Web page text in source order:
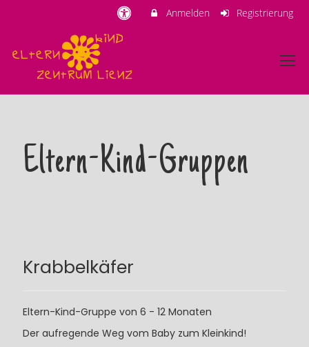
Anmelden Registrierung
Eltern-Kind-Gruppen
Krabbelkäfer
Eltern-Kind-Gruppe von 6 - 12 Monaten
Der aufregende Weg vom Baby zum Kleinkind!